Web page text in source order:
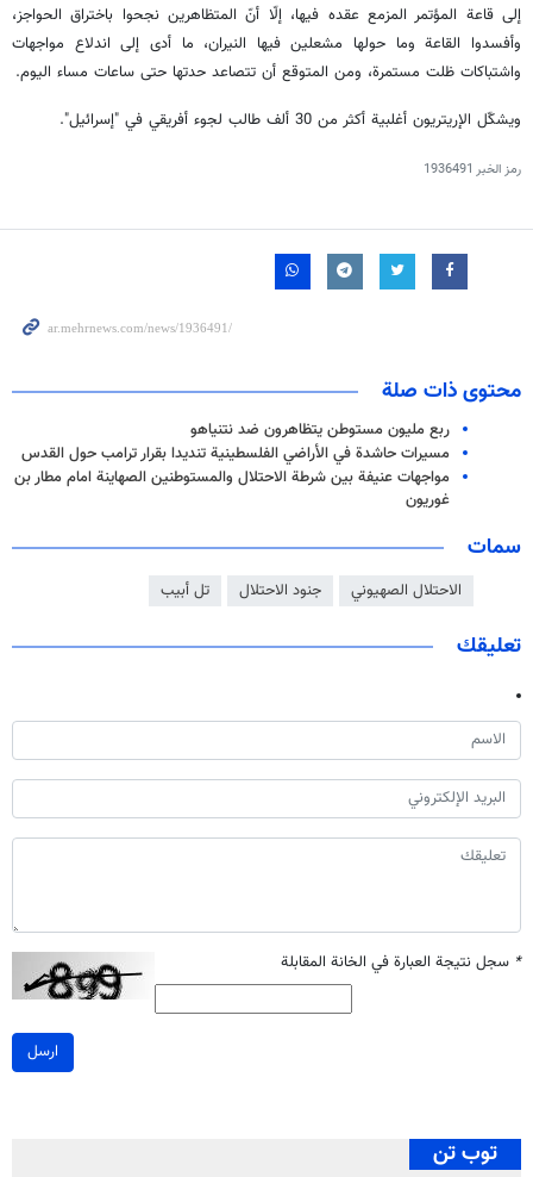
إلى قاعة المؤتمر المزمع عقده فيها، إلّا أنّ المتظاهرين نجحوا باختراق الحواجز،
وأفسدوا القاعة وما حولها مشعلين فيها النيران، ما أدى إلى اندلاع مواجهات
واشتباكات ظلت مستمرة، ومن المتوقع أن تتصاعد حدتها حتى ساعات مساء اليوم.
ويشكّل الإريتريون أغلبية أكثر من 30 ألف طالب لجوء أفريقي في "إسرائيل".
رمز الخبر 1936491
محتوى ذات صلة
ربع مليون مستوطن يتظاهرون ضد نتنياهو
مسيرات حاشدة في الأراضي الفلسطينية تنديدا بقرار ترامب حول القدس
مواجهات عنيفة بين شرطة الاحتلال والمستوطنين الصهاينة امام مطار بن
غوريون
سمات
الاحتلال الصهيوني جنود الاحتلال تل أبيب
تعليقك
* سجل نتيجة العبارة في الخانة المقابلة
ارسل
توب تن